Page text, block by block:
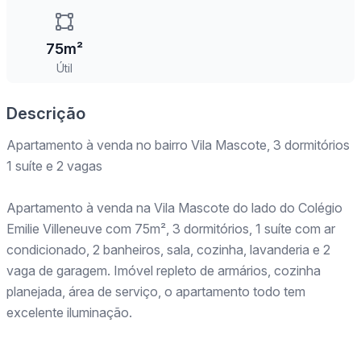
75m²
Útil
Descrição
Apartamento à venda no bairro Vila Mascote, 3 dormitórios
1 suíte e 2 vagas
Apartamento à venda na Vila Mascote do lado do Colégio
Emilie Villeneuve com 75m², 3 dormitórios, 1 suíte com ar
condicionado, 2 banheiros, sala, cozinha, lavanderia e 2
vaga de garagem. Imóvel repleto de armários, cozinha
planejada, área de serviço, o apartamento todo tem
excelente iluminação.